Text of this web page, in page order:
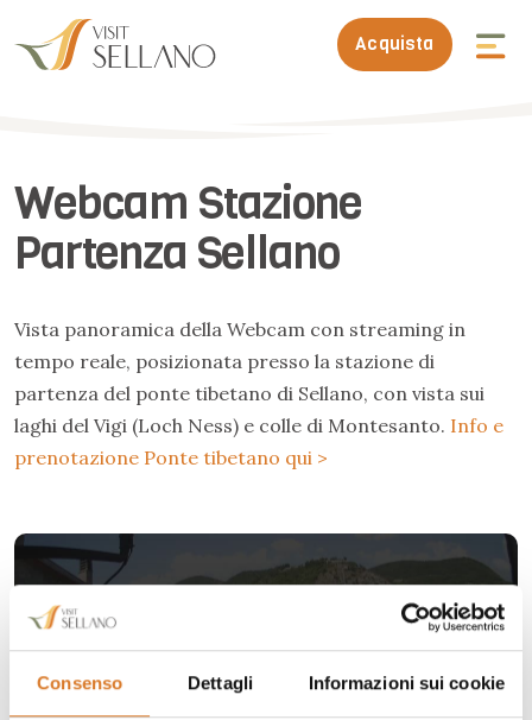
Consenso Dettagli Informazioni sui cookie
Acquista
Webcam Stazione
Partenza Sellano
Vista panoramica della Webcam con streaming in
tempo reale, posizionata presso la stazione di
partenza del ponte tibetano di Sellano, con vista sui
laghi del Vigi (Loch Ness) e colle di Montesanto. Info e
prenotazione Ponte tibetano qui >